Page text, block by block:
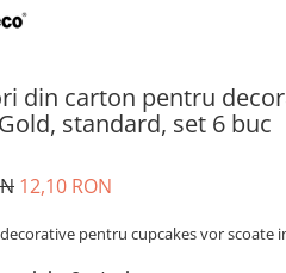
din carton pentru
standard, set 6 buc
12,10 RON
pentru cupcakes vor scoate